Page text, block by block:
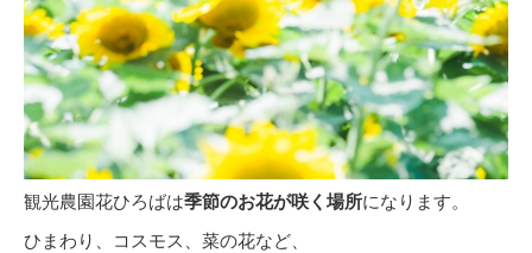
観光農園花ひろばは季節のお花が咲く場所になります。
ひまわり、コスモス、菜の花など、